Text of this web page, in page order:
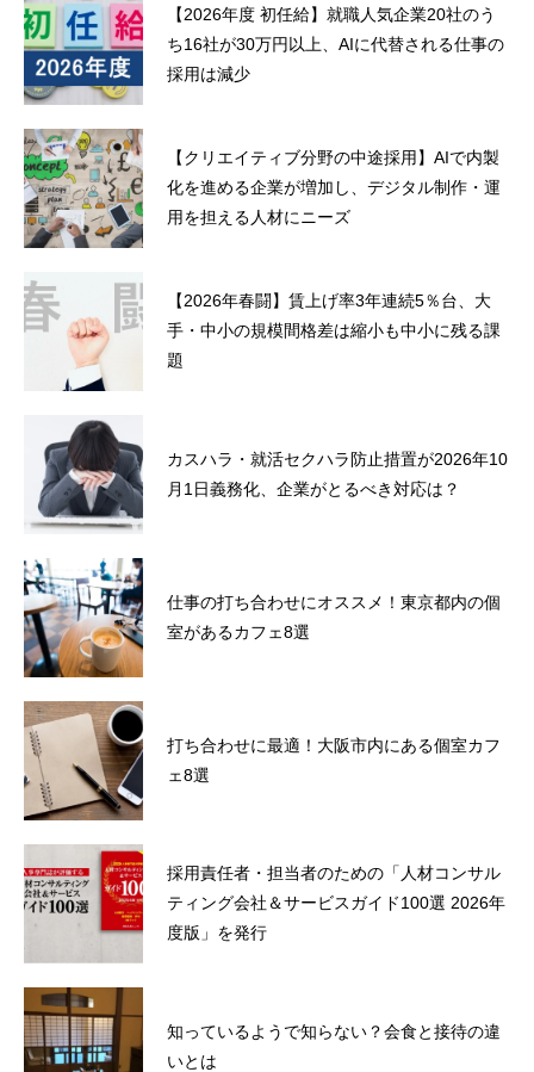
【2026年度 初任給】就職人気企業20社のう
ち16社が30万円以上、AIに代替される仕事の
採用は減少
【クリエイティブ分野の中途採用】AIで内製
化を進める企業が増加し、デジタル制作・運
用を担える人材にニーズ
【2026年春闘】賃上げ率3年連続5％台、大
手・中小の規模間格差は縮小も中小に残る課
題
カスハラ・就活セクハラ防止措置が2026年10
月1日義務化、企業がとるべき対応は？
仕事の打ち合わせにオススメ！東京都内の個
室があるカフェ8選
打ち合わせに最適！大阪市内にある個室カフ
ェ8選
採用責任者・担当者のための「人材コンサル
ティング会社＆サービスガイド100選 2026年
度版」を発行
知っているようで知らない？会食と接待の違
いとは